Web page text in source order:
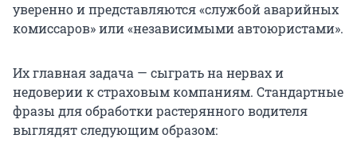
уверенно и представляются «службой аварийных
комиссаров» или «независимыми автоюристами».
Их главная задача — сыграть на нервах и
недоверии к страховым компаниям. Стандартные
фразы для обработки растерянного водителя
выглядят следующим образом: